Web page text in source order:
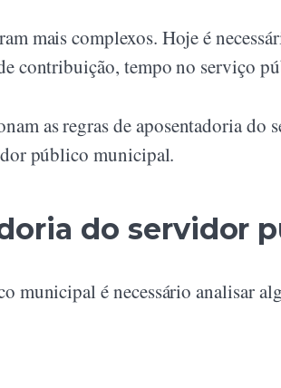
mais complexos. Hoje é
contribuição, tempo no serviço
as regras de aposentadoria
público municipal.
do servidor
municipal é necessário analisar